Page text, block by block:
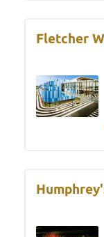
Fletcher